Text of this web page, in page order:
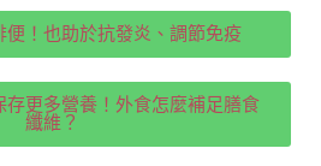
便！也助於抗發炎、調節免疫
更多營養！外食怎麼補足膳食
纖維？